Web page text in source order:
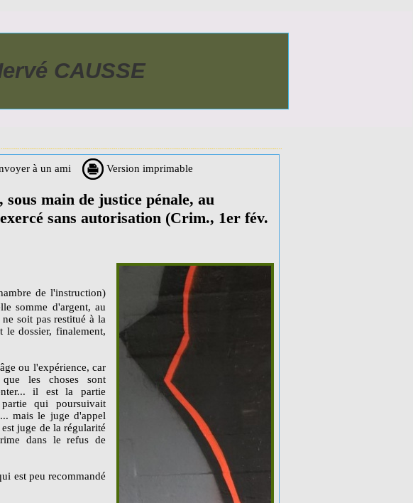
CAUSSE
à un ami Version imprimable
main de justice pénale, au
sans autorisation (Crim., 1er fév.
de l'instruction)
somme d'argent, au
soit pas restitué à la
le dossier, finalement,
ou l'expérience, car
les choses sont
il est la partie
partie qui poursuivait
mais le juge d'appel
juge de la régularité
dans le refus de
est peu recommandé